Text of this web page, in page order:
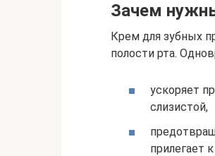
Зачем
Крем для зубных
полости рта.
ускоряет
слизистой,
прилегает